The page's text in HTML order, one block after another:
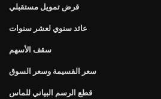
قرض تمويل مستقبلي
عائد سنوي لعشر سنوات
سقف الأسهم
سعر القسيمة وسعر السوق
قطع الرسم البياني للماس